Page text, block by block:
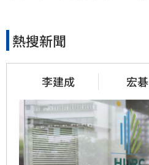
熱搜新聞
李建成 宏碁